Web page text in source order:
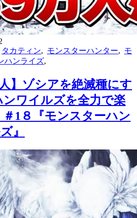
タカティン モンスターハンター
モ
ハンライズ
人】ゾシアを絶滅種にす
ンワイルズを全力で楽
＃1８『モンスターハン
』